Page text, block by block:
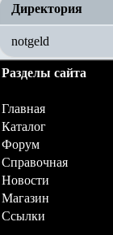
Директория
notgeld
Разделы сайта
Главная
Каталог
Форум
Справочная
Новости
Магазин
Ссылки